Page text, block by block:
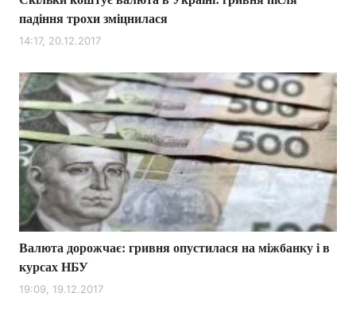
падіння трохи зміцнилася
14:17, 20.12.2017
Валюта дорожчає: гривня опустилася на міжбанку і в
курсах НБУ
19:09, 19.12.2017